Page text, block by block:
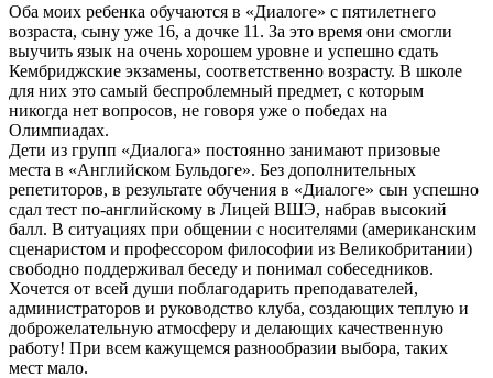
Оба моих ребенка обучаются в «Диалоге» с пятилетнего
возраста, сыну уже 16, а дочке 11. За это время они смогли
выучить язык на очень хорошем уровне и успешно сдать
Кембриджские экзамены, соответственно возрасту. В школе
для них это самый беспроблемный предмет, с которым
никогда нет вопросов, не говоря уже о победах на
Олимпиадах.
Дети из групп «Диалога» постоянно занимают призовые
места в «Английском Бульдоге». Без дополнительных
репетиторов, в результате обучения в «Диалоге» сын успешно
сдал тест по-английскому в Лицей ВШЭ, набрав высокий
балл. В ситуациях при общении с носителями (американским
сценаристом и профессором философии из Великобритании)
свободно поддерживал беседу и понимал собеседников.
Хочется от всей души поблагодарить преподавателей,
администраторов и руководство клуба, создающих теплую и
доброжелательную атмосферу и делающих качественную
работу! При всем кажущемся разнообразии выбора, таких
мест мало.